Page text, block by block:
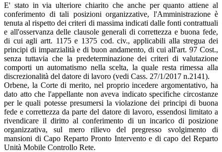
E' stato in via ulteriore chiarito che anche per quanto attiene al
conferimento di tali posizioni organizzative, l'Amministrazione è
tenuta al rispetto dei criteri di massima indicati dalle fonti contrattuali
e all'osservanza delle clausole generali di correttezza e buona fede,
di cui agli artt. 1175 e 1375 cod. civ., applicabili alla stregua dei
principi di imparzialità e di buon andamento, di cui all'art. 97 Cost.,
senza tuttavia che la predeterminazione dei criteri di valutazione
comporti un automatismo nella scelta, la quale resta rimessa alla
discrezionalità del datore di lavoro (vedi Cass. 27/1/2017 n.2141).
Orbene, la Corte di merito, nel proprio incedere argomentativo, ha
dato atto che l'appellante non aveva indicato specifiche circostanze
per le quali potesse presumersi la violazione dei principi di buona
fede e correttezza da parte del datore di lavoro, essendosi limitato a
rivendicare il diritto al conferimento di un incarico di posizione
organizzativa, sul mero rilievo del pregresso svolgimento di
mansioni di Capo Reparto Pronto Intervento e di capo del Reparto
Unità Mobile Controllo Rete.